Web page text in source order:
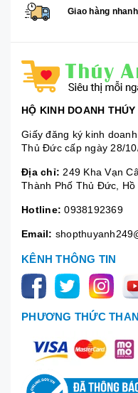
Giao hàng
HỘ KINH DOANH THÚY
Giấy đăng ký kinh
Thủ Đức cấp ngày 28/
Địa chỉ: 249 Kha Vạn
Thành Phố Thủ Đức, Hồ
Hotline: 0938192369
Email:
KÊNH THÔNG TIN
PHƯƠNG THỨC